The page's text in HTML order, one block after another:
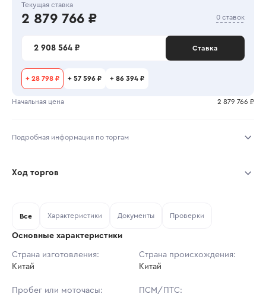
Текущая ставка
2 879 766 ₽ 0 ставок
2 908 564 ₽ Ставка
+ 28 798 ₽ + 57 596 ₽ + 86 394 ₽
Начальная цена 2 879 766 ₽
Подробная информация по торгам
Тип аукциона: Открытые торги
Шаг торгов: 28 798 ₽
Кол-во ставок:
Ход торгов
Ставок не найдено
в аукционах
Все Характеристики Документы Проверки
Основные характеристики
Страна изготовления:
Китай
Страна происхождения:
Китай
Пробег или моточасы:
ПСМ/ПТС: